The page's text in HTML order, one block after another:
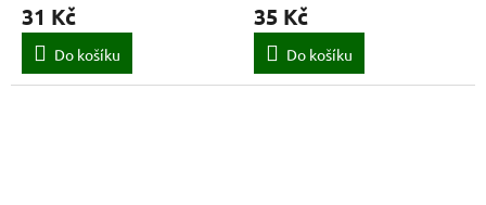
31 Kč
Do košíku
35 Kč
Do košíku